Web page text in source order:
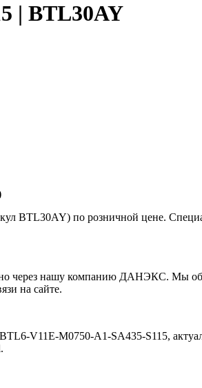
| BTL30AY
BTL30AY) по розничной цене.
нашу компанию ДАНЭКС. Мы
на сайте.
V11E-M0750-A1-SA435-S115,